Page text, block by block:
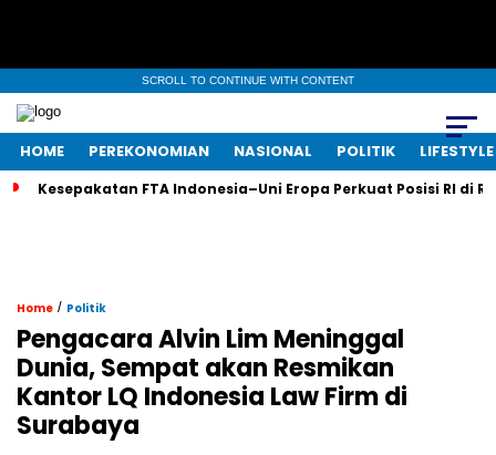
SCROLL TO CONTINUE WITH CONTENT
HOME PEREKONOMIAN NASIONAL POLITIK LIFESTYLE
Kesepakatan FTA Indonesia–Uni Eropa Perkuat Posisi RI di
Home / Politik
Pengacara Alvin Lim Meninggal
Dunia, Sempat akan Resmikan
Kantor LQ Indonesia Law Firm di
Surabaya